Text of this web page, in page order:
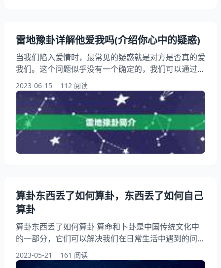
雷地豫卦详解他爱我吗(介绍你心中的疑惑)
当我们陷入爱情时，最常见的疑惑就是对方是否真的爱
我们。这个问题似乎没有一个确定的，我们可以通过一
些方法来提示对方的真实想法。我们将通过解读雷地豫
卦来介绍他是否爱你。无论你是单身还是恋爱中，都可
以从中获得一些有用的启示。 一、雷地豫卦简介 雷地
豫卦是六十四卦中的第十六卦，由震宫和坤宫组成。震
为雷，坤为地，两者相合，象征着天地交合，万物生
长。豫则代表着欢乐、愉悦、舒畅的情绪
2023-06-15 112 阅读
算卦东西丢了如何算卦，东西丢了如何自己
算卦
算卦东西丢了如何算卦 算命和卜卦是中国传统文化中
的一部分，它们可以解决我们在日常生活中遇到的问
题，比如丢失东西。失去一些重要的物品时，我们往往
感到非常焦虑和担忧，但是通过卜卦我们可以找到失物
2023-05-21 161 阅读